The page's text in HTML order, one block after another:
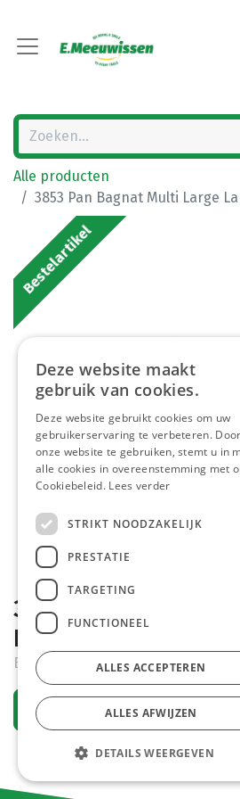
Alle producten
3853 Pan Bagnat Multi Large
Bestelartikel
3853 Pan Bagnat
Lorraine 45 x 110 gr
Bestelartikel
Vraag een account aan
Deze website maakt
gebruik van cookies.
Deze website gebruikt cookies om uw
gebruikerservaring te verbeteren. Door
onze website te gebruiken, stemt u in
alle cookies in overeenstemming met
Cookiebeleid. Lees verder
STRIKT NOODZAKELIJK
PRESTATIE
TARGETING
FUNCTIONEEL
ALLES ACCEPTEREN
ALLES AFWIJZEN
DETAILS WEERGEVEN